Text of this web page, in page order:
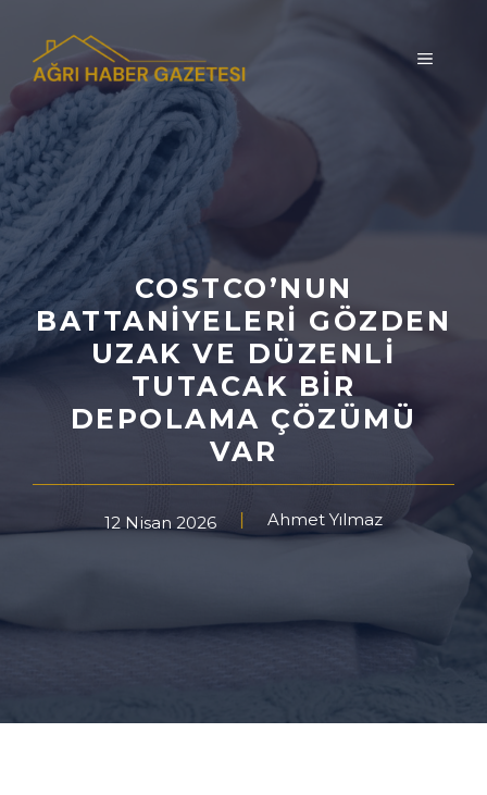
MENÜ
COSTCO’NUN
BATTANIYELERI GÖZDEN
UZAK VE DÜZENLI
TUTACAK BIR
DEPOLAMA ÇÖZÜMÜ
VAR
12 Nisan 2026 Ahmet Yılmaz